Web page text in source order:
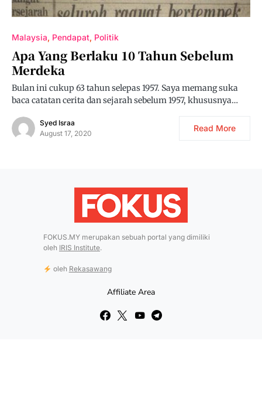
Malaysia Pendapat Politik
Apa Yang Berlaku 10 Tahun Sebelum
Merdeka
Bulan ini cukup 63 tahun selepas 1957. Saya memang suka
baca catatan cerita dan sejarah sebelum 1957, khususnya…
Syed Israa
August 17, 2020
Read More
FOKUS.MY merupakan sebuah portal yang dimiliki
oleh IRIS Institute.
oleh Rekasawang
Affiliate Area